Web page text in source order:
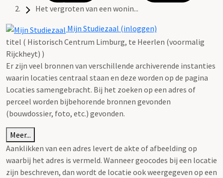
Het vergroten van een wonin...
Mijn Studiezaal (inloggen)
titel ( Historisch Centrum Limburg, te Heerlen (voormalig
Rijckheyt) )
Er zijn veel bronnen van verschillende archiverende instanties
waarin locaties centraal staan en deze worden op de pagina
Locaties samengebracht. Bij het zoeken op een adres of
perceel worden bijbehorende bronnen gevonden
(bouwdossier, foto, etc.) gevonden.
Meer...
Aanklikken van een adres levert de akte of afbeelding op
waarbij het adres is vermeld. Wanneer geocodes bij een locatie
zijn beschreven, dan wordt de locatie ook weergegeven op een